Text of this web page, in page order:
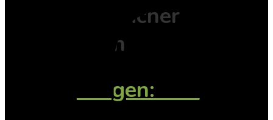
Bindung sicher
gestalten
Grundlagen: 1 + 2